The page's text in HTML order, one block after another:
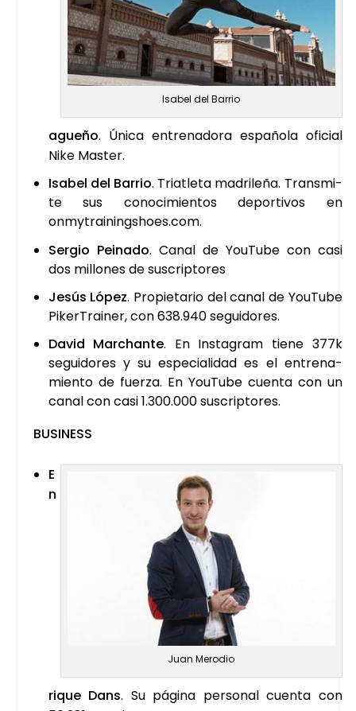
Isa­bel del Barrio
a­gue­ño. Úni­ca entre­na­do­ra espa­ño­la ofi­cial
Nike Mas­ter.
Isa­bel del Barrio. Triatle­ta madri­le­ña. Trans­mi­
te sus cono­ci­mien­tos depor­ti­vos en
onmytrainingshoes.com.
Ser­gio Pei­na­do. Canal de You­Tu­be con casi
dos millo­nes de sus­crip­to­res
Jesús López. Pro­pie­ta­rio del canal de You­Tu­be
Piker­Trai­ner, con 638.940 segui­do­res.
David Mar­chan­te. En Ins­ta­gram tie­ne 377k
segui­do­res y su espe­cia­li­dad es el entre­na­
mien­to de fuer­za. En You­Tu­be cuen­ta con un
canal con casi 1.300.000 sus­crip­to­res.
BUSI­NESS
Juan Mero­dio
E
n
ri­que Dans. Su pági­na per­so­nal cuen­ta con